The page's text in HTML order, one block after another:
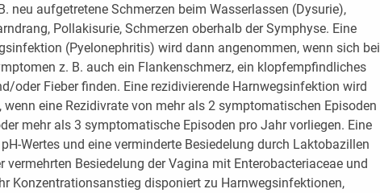
neu aufgetretene Schmerzen beim Wasserlassen (Dysurie),
Pollakisurie, Schmerzen oberhalb der Symphyse. Eine
(Pyelonephritis) wird dann angenommen, wenn sich bei
z. B. auch ein Flankenschmerz, ein klopfempfindliches
oder Fieber finden. Eine rezidivierende Harnwegsinfektion wird
wenn eine Rezidivrate von mehr als 2 symptomatischen Episoden
mehr als 3 symptomatische Episoden pro Jahr vorliegen. Eine
Wertes und eine verminderte Besiedelung durch Laktobazillen
vermehrten Besiedelung der Vagina mit Enterobacteriaceae und
Konzentrationsanstieg disponiert zu Harnwegsinfektionen,